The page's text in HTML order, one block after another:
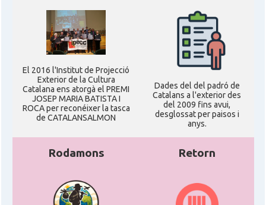
El 2016 l'Institut de Projecció
Exterior de la Cultura
Catalana ens atorgà el PREMI
JOSEP MARIA BATISTA I
ROCA per reconéixer la tasca
de CATALANSALMON
Dades del del padró de
Catalans a l'exterior des
del 2009 fins avui,
desglossat per paisos i
anys.
Rodamons Retorn